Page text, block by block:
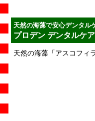
天然の海藻で安心デンタル
プロデン デンタルケア
天然の海藻「アスコフィ